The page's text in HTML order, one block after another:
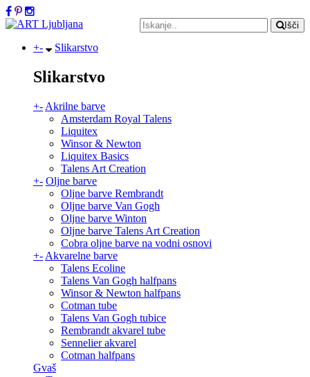
Išči
+- Slikarstvo
Slikarstvo
+- Akrilne barve
Amsterdam Royal Talens
Liquitex
Winsor & Newton
Liquitex Basics
Talens Art Creation
+- Oljne barve
Oljne barve Rembrandt
Oljne barve Van Gogh
Oljne barve Winton
Oljne barve Talens Art Creation
Cobra oljne barve na vodni osnovi
+- Akvarelne barve
Talens Ecoline
Talens Van Gogh halfpans
Winsor & Newton halfpans
Cotman tube
Talens Van Gogh tubice
Rembrandt akvarel tube
Sennelier akvarel
Cotman halfpans
Gvaš